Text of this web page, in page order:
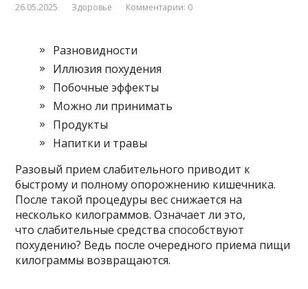
26.05.2025 Здоровье Комментарии: 0
Разновидности
Иллюзия похудения
Побочные эффекты
Можно ли принимать
Продукты
Напитки и травы
Разовый прием слабительного приводит к
быстрому и полному опорожнению кишечника.
После такой процедуры вес снижается на
несколько килограммов. Означает ли это,
что слабительные средства способствуют
похудению? Ведь после очередного приема пищи
килограммы возвращаются.